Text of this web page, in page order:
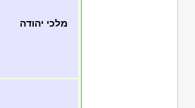
מלכי יהודה